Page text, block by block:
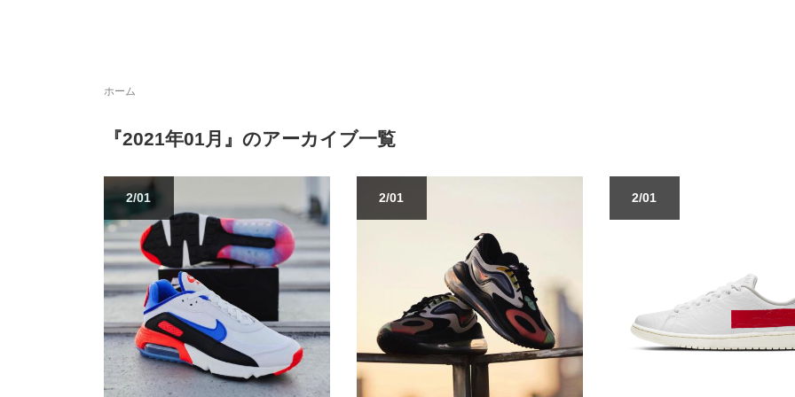
ホーム
『2021年01月』のアーカイブ一覧
2/01 2/01 2/01